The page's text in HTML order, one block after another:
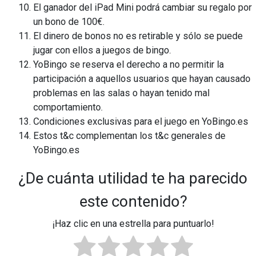
El ganador del iPad Mini podrá cambiar su regalo por
un bono de 100€.
El dinero de bonos no es retirable y sólo se puede
jugar con ellos a juegos de bingo.
YoBingo se reserva el derecho a no permitir la
participación a aquellos usuarios que hayan causado
problemas en las salas o hayan tenido mal
comportamiento.
Condiciones exclusivas para el juego en YoBingo.es
Estos t&c complementan los t&c generales de
YoBingo.es
¿De cuánta utilidad te ha parecido
este contenido?
¡Haz clic en una estrella para puntuarlo!